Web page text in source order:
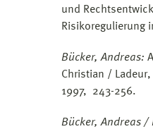
und
Risikoregulierung
Bücker, Andreas:
Christian /
1997, 243-256.
Bücker, Andreas /